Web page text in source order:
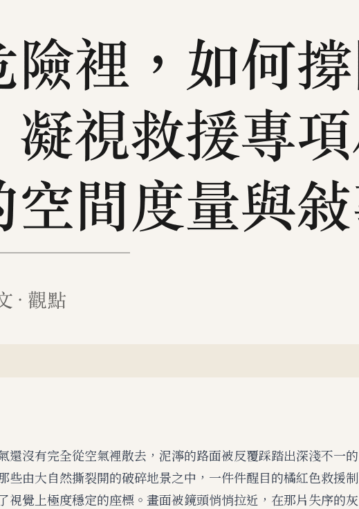
還沒有完全從空氣裡散去，泥濘的路面被反覆踩踏出深淺不一的
些由大自然撕裂開的破碎地景之中，一件件醒目的橘紅色救援制
視覺上極度穩定的座標。畫面被鏡頭悄悄拉近，在那片失序的灰